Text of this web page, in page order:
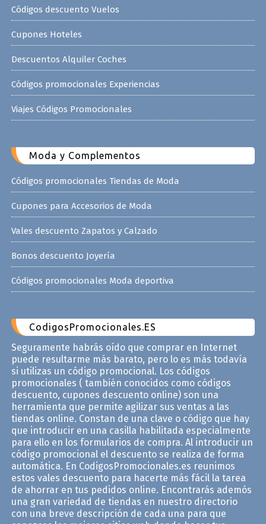
Códigos descuento Vuelos
Cupones Hoteles
Descuentos Alquiler Coches
Códigos promocionales Experiencias
Viajes Códigos Promocionales
Moda y Complementos
Códigos promocionales Tiendas de Moda
Cupones para Accesorios de Moda
Vales descuento Zapatos y Calzado
Bonos descuento Joyería
Códigos promocionales Moda deportiva
CodigosPromocionales.ES
Seguramente habrás oído que comprar en Internet
puede resultarme más barato, pero lo es más todavía
si utilizas un código promocional. Los códigos
promocionales ( también conocidos como códigos
descuento, cupones descuento online) son una
herramienta que permite agilizar sus ventas a las
tiendas online. Constan de una clave o código que hay
que introducir en una casilla habilitada especialmente
para ello en los formularios de compra. Al introducir un
código promocional el descuento se realiza de forma
automática. En CodigosPromocionales.es reunimos
estos vales descuento para hacerte más fácil la tarea
de ahorrar en tus pedidos online. Encontrarás ademós
una gran variedad de tiendas en nuestro directorio
con una breve descripción de cada una para que